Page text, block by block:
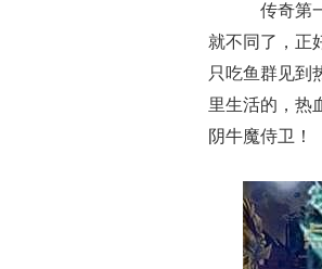
传奇第
就不同了，正
只吃鱼群见到
里生活的，热
阴牛魔侍卫！